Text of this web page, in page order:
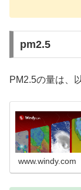
pm2.5
PM2.5の量は、
www.windy.com